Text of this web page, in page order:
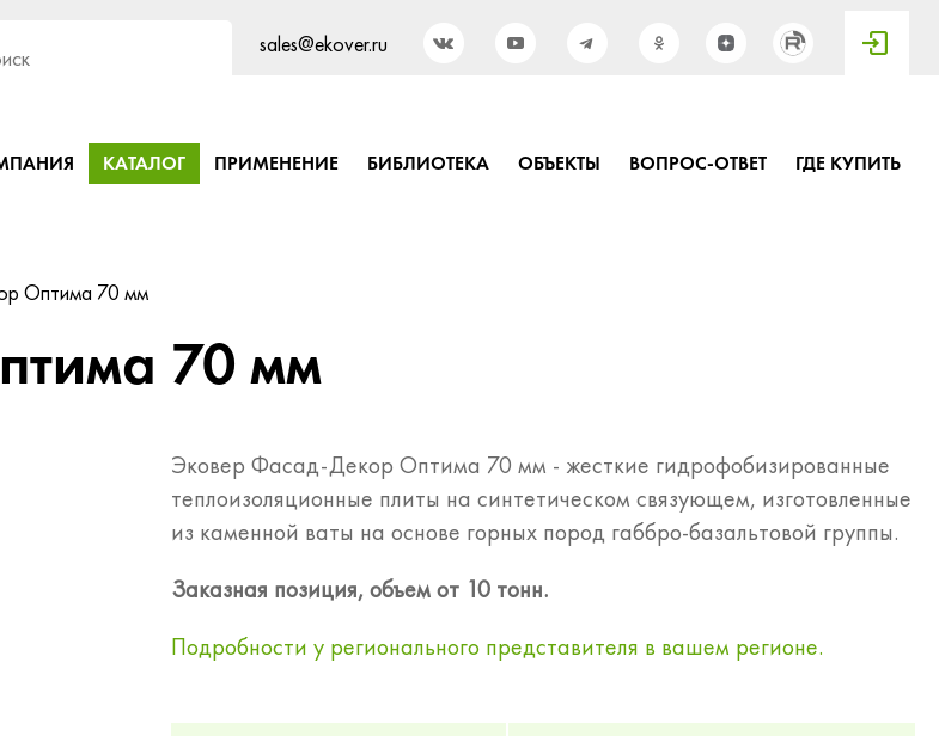
sales@ekover.ru
КАТАЛОГ ПРИМЕНЕНИЕ БИБЛИОТЕКА ОБЪЕКТЫ ВОПРОС-ОТВЕТ ГДЕ КУПИТЬ
Оптима 70 мм
70 мм
Эковер Фасад-Декор Оптима 70 мм - жесткие гидрофобизированные
теплоизоляционные плиты на синтетическом связующем, изготовленные
из каменной ваты на основе горных пород габбро-базальтовой группы.
Заказная позиция, объем от 10 тонн.
Подробности у регионального представителя в вашем регионе.